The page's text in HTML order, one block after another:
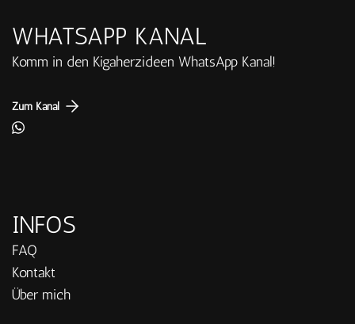
WHATSAPP KANAL
Komm in den Kigaherzideen WhatsApp Kanal!
Zum Kanal
INFOS
FAQ
Kontakt
Über mich